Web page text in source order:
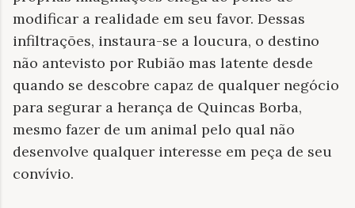
modificar a realidade em seu favor. Dessas
infiltrações, instaura-se a loucura, o destino
não antevisto por Rubião mas latente desde
quando se descobre capaz de qualquer negócio
para segurar a herança de Quincas Borba,
mesmo fazer de um animal pelo qual não
desenvolve qualquer interesse em peça de seu
convívio.